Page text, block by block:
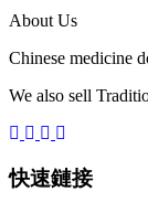
About Us
Chinese medicine
We also sell
快速鏈接